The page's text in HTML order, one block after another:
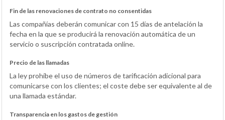
Fin de las renovaciones de contrato no consentidas
Las compañías deberán comunicar con 15 días de antelación la
fecha en la que se producirá la renovación automática de un
servicio o suscripción contratada online.
Precio de las llamadas
La ley prohíbe el uso de números de tarificación adicional para
comunicarse con los clientes; el coste debe ser equivalente al de
una llamada estándar.
Transparencia en los gastos de gestión